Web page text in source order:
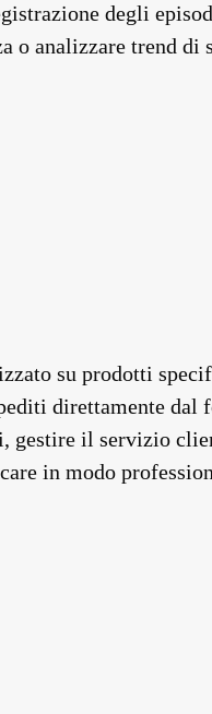
degli
o analizzare trend di
su prodotti
direttamente dal
gestire il servizio
in modo